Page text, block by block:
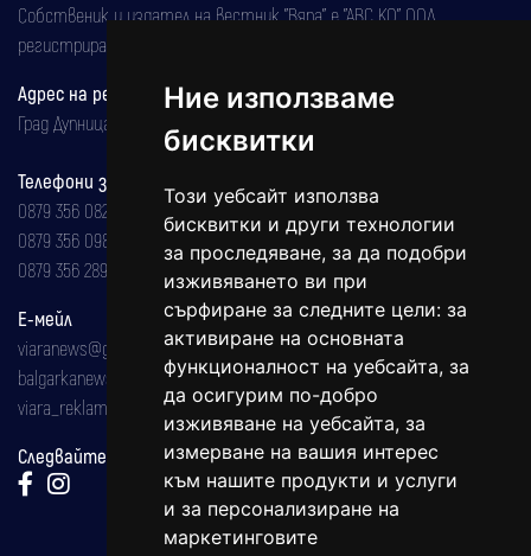
Ние използваме
бисквитки
Този уебсайт използва
бисквитки и други технологии
за проследяване, за да подобри
изживяването ви при
сърфиране за следните цели: за
активиране на основната
функционалност на уебсайта, за
да осигурим по-добро
изживяване на уебсайта, за
измерване на вашия интерес
към нашите продукти и услуги
и за персонализиране на
маркетинговите
Собственик и издател на вестник "Вяра" е "АВС КО" ООД,
регистрирана на 08.05.2002 година.
Адрес на редакцията
Град Дупница, ул.''Христо Ботев" 43
Телефони за реклама и абонаменти
0879 356 082
0879 356 098
0879 356 289
Е-мейл
viaranews@gmail.com
balgarkanews@gmail.com
viara_reklama@mail.bg
Следвайте ни: